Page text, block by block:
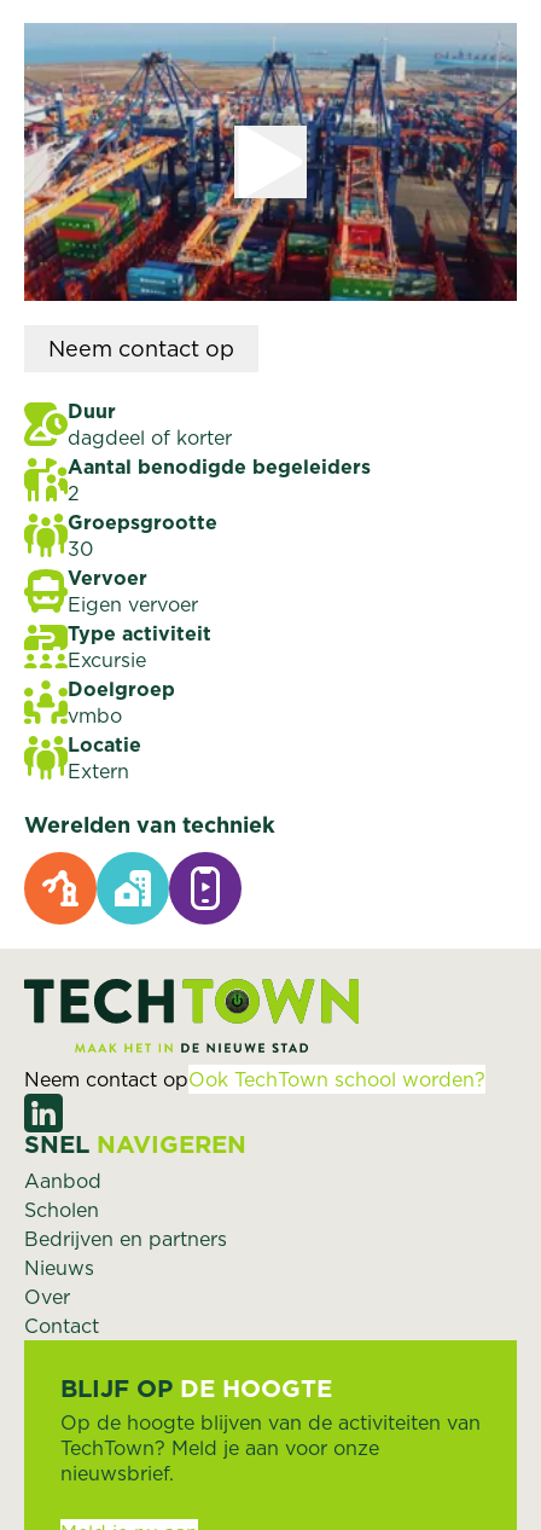
Neem contact op
Duur
dagdeel of korter
Aantal benodigde begeleiders
2
Groepsgrootte
30
Vervoer
Eigen vervoer
Type activiteit
Excursie
Doelgroep
vmbo
Locatie
Extern
Werelden van techniek
Neem contact opOok TechTown school worden?
SNEL NAVIGEREN
Aanbod
Scholen
Bedrijven en partners
Nieuws
Over
Contact
BLIJF OP DE HOOGTE
Op de hoogte blijven van de activiteiten van
TechTown? Meld je aan voor onze
nieuwsbrief.